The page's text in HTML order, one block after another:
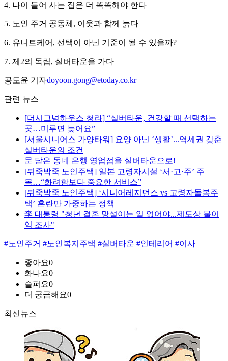
4. 나이 들어 사는 집은 더 똑똑해야 한다
5. 노인 주거 공동체, 이웃과 함께 늙다
6. 유니트케어, 선택이 아닌 기준이 될 수 있을까?
7. 제2의 독립, 실버타운을 가다
공도윤 기자doyoon.gong@etoday.co.kr
관련 뉴스
[더시그넘하우스 청라] “실버타운, 건강할 때 선택하는
곳…미루면 늦어요”
[서울시니어스 가양타워] 요양 아닌 ‘생활’...역세권 갖춘
실버타운의 조건
문 닫은 동네 은행 영업점을 실버타운으로!
[뒤죽박죽 노인주택] 일본 고령자시설 ‘서·고·주’ 주
목…“화려함보다 중요한 서비스”
[뒤죽박죽 노인주택] ‘시니어레지던스 vs 고령자돌봄주
택’ 혼란만 가중하는 정책
李 대통령 "청년 결혼 망설이는 일 없어야...제도상 불이
익 조사"
#노인주거 #노인복지주택 #실버타운 #인테리어 #이사
좋아요0
화나요0
슬퍼요0
더 궁금해요0
최신뉴스